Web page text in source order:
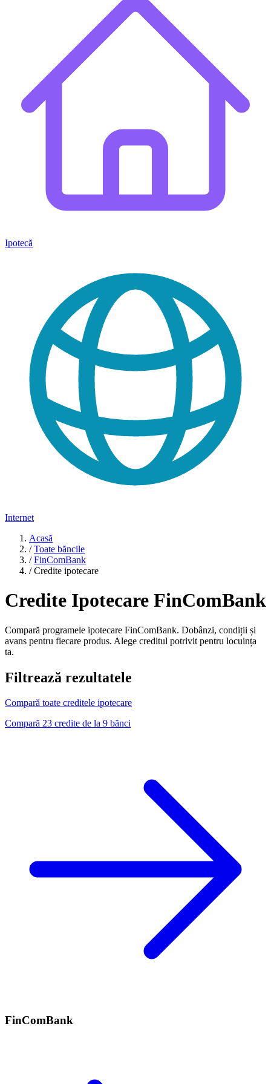
Ipotecă
Internet
Acasă
/ Toate băncile
/ FinComBank
/ Credite ipotecare
Credite Ipotecare FinComBank
Compară programele ipotecare FinComBank. Dobânzi, condiții și
avans pentru fiecare produs. Alege creditul potrivit pentru locuința
ta.
Filtrează rezultatele
Compară toate creditele ipotecare
Compară 23 credite de la 9 bănci
FinComBank